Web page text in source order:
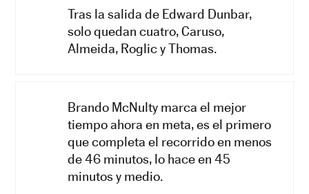
Tras la salida de Edward Dunbar,
solo quedan cuatro, Caruso,
Almeida, Roglic y Thomas.
Brando McNulty marca el mejor
tiempo ahora en meta, es el primero
que completa el recorrido en menos
de 46 minutos, lo hace en 45
minutos y medio.